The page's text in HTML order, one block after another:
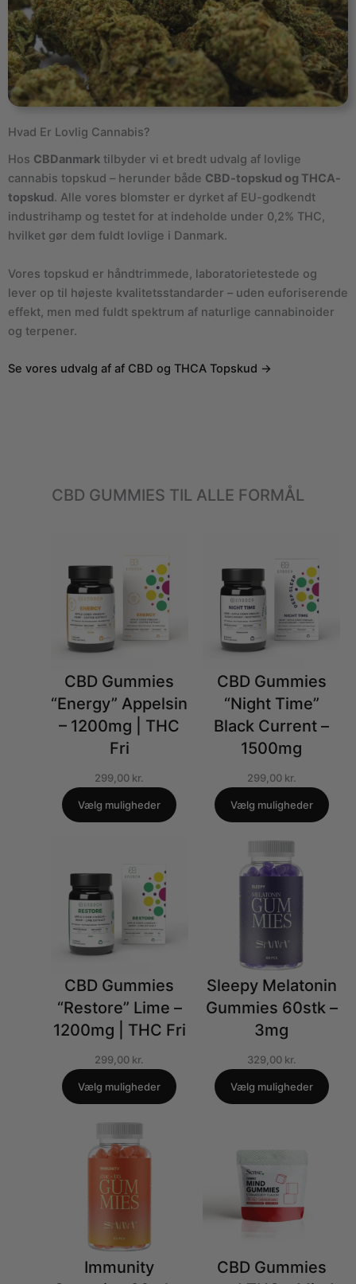
Hvad Er Lovlig Cannabis?
Hos CBDanmark tilbyder vi et bredt udvalg af lovlige
cannabis topskud – herunder både CBD-topskud og THCA-
topskud. Alle vores blomster er dyrket af EU-godkendt
industrihamp og testet for at indeholde under 0,2% THC,
hvilket gør dem fuldt lovlige i Danmark.
Vores topskud er håndtrimmede, laboratorietestede og
lever op til højeste kvalitetsstandarder – uden euforiserende
effekt, men med fuldt spektrum af naturlige cannabinoider
og terpener.
Se vores udvalg af af CBD og THCA Topskud →
CBD GUMMIES TIL ALLE FORMÅL
CBD Gummies
“Energy” Appelsin
– 1200mg | THC
Fri
299,00 kr.
Vælg muligheder
CBD Gummies
“Night Time”
Black Current –
1500mg
299,00 kr.
Vælg muligheder
CBD Gummies
“Restore” Lime –
1200mg | THC Fri
299,00 kr.
Vælg muligheder
Sleepy Melatonin
Gummies 60stk –
3mg
329,00 kr.
Vælg muligheder
Immunity
CBD Gummies